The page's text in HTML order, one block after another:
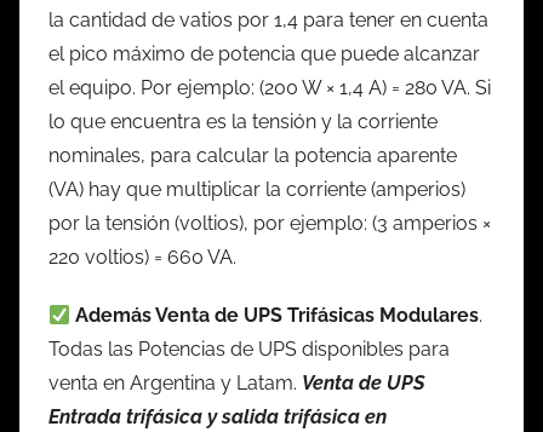
la cantidad de vatios por 1,4 para tener en cuenta
el pico máximo de potencia que puede alcanzar
el equipo. Por ejemplo: (200 W × 1,4 A) = 280 VA. Si
lo que encuentra es la tensión y la corriente
nominales, para calcular la potencia aparente
(VA) hay que multiplicar la corriente (amperios)
por la tensión (voltios), por ejemplo: (3 amperios ×
220 voltios) = 660 VA.
Además Venta de UPS Trifásicas Modulares.
Todas las Potencias de UPS disponibles para
venta en Argentina y Latam. Venta de UPS
Entrada trifásica y salida trifásica en